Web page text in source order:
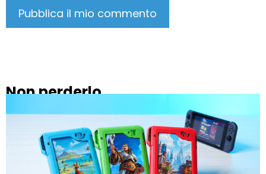
Non perderlo